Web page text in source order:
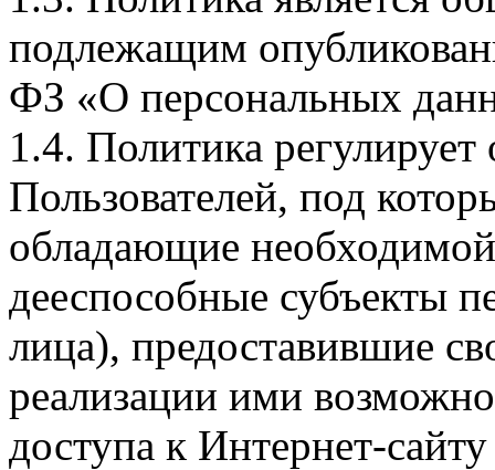
подлежащим
ФЗ «О персональных
1.4. Политика
Пользователей, под
обладающие
дееспособные субъекты
лица), предоставившие
реализации ими
доступа к Интернет-